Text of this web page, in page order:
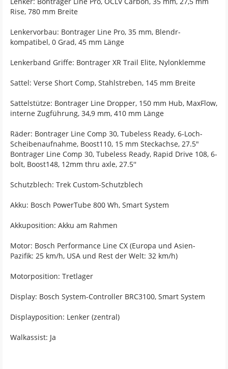
Rise, 780 mm Breite
Lenkervorbau: Bontrager Line Pro, 35 mm, Blendr-
kompatibel, 0 Grad, 45 mm Länge
Lenkerband Griffe: Bontrager XR Trail Elite, Nylonklemme
Sattel: Verse Short Comp, Stahlstreben, 145 mm Breite
Sattelstütze: Bontrager Line Dropper, 150 mm Hub, MaxFlow,
interne Zugführung, 34,9 mm, 410 mm Länge
Räder: Bontrager Line Comp 30, Tubeless Ready, 6-Loch-
Scheibenaufnahme, Boost110, 15 mm Steckachse, 27.5"
Bontrager Line Comp 30, Tubeless Ready, Rapid Drive 108, 6-
bolt, Boost148, 12mm thru axle, 27.5''
Schutzblech: Trek Custom-Schutzblech
Akku: Bosch PowerTube 800 Wh, Smart System
Akkuposition: Akku am Rahmen
Motor: Bosch Performance Line CX (Europa und Asien-
Pazifik: 25 km/h, USA und Rest der Welt: 32 km/h)
Motorposition: Tretlager
Display: Bosch System-Controller BRC3100, Smart System
Displayposition: Lenker (zentral)
Walkassist: Ja